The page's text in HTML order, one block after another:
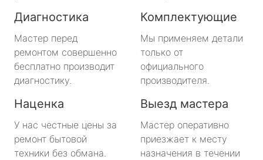
Диагностика
Мастер перед
ремонтом совершенно
бесплатно производит
диагностику.
Комплектующие
Мы применяем детали
только от
официального
производителя.
Наценка
У нас честные цены за
ремонт бытовой
техники без обмана.
Выезд мастера
Мастер оперативно
приезжает к месту
назначения в течении